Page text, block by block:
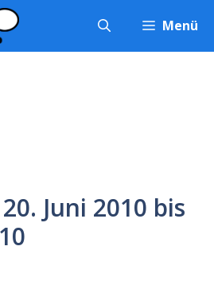
Menü
Juni 2010 bis